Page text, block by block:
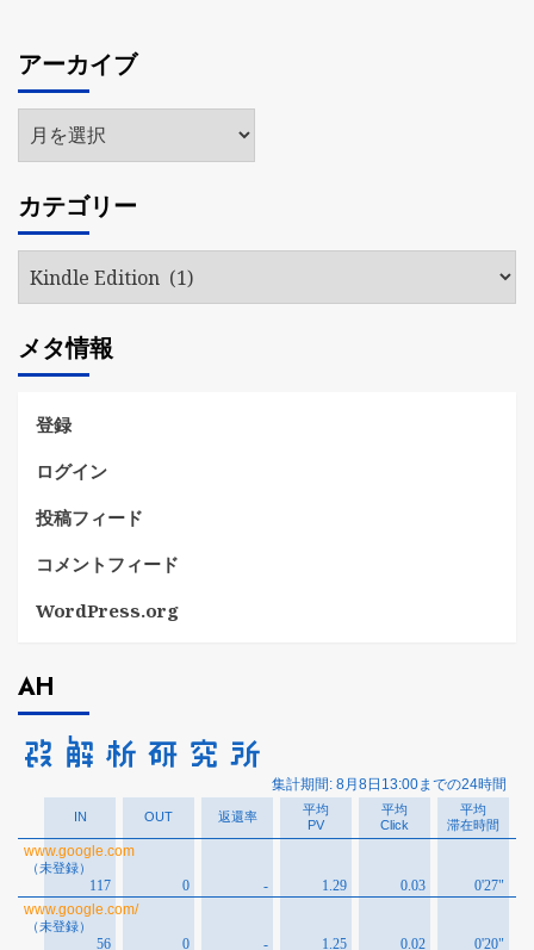
アーカイブ
ア
ー
イ
ブ
カテゴリー
カ
テ
リ
ー
メタ情報
登録
ログイン
投稿フィード
コメントフィード
WordPress.org
AH